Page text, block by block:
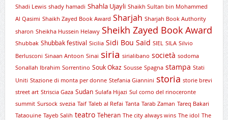
Shadi Lewis shady hamadi Shahla Ujayli Shaikh Sultan bin Mohammed
Al Qasimi Shaikh Zayed Book Award Sharjah Sharjah Book Authority
sharon Sheikha Hussein Helawy Sheikh Zayed Book Award
Shubbak Shubbak festival Sicilia Sidi Bou Saïd SIEL SILA Silvio
Berlusconi Sinaan Antoon Sinai siria sirialibano società sodoma
Sonallah Ibrahim Sorrentino Souk Okaz Sousse Spagna stampa Stati
Uniti Stazione di monta per donne Stefania Giannini storia storie brevi
street art Striscia Gaza Sudan Sulafa Hijazi Sul corno del rinoceronte
summit Sursock svezia Taif Taleb al Refai Tanta Tarab Zaman Tareq Bakari
Tataouine Tayeb Salih teatro Teheran The city always wins The idol The